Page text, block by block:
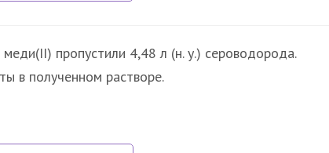
пропустили 4,48 л (н. у.) сероводорода.
в полученном растворе.